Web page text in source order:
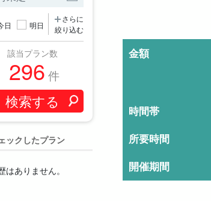
日 明日
さらに
絞り込む
該当プラン数
296 件
ックしたプラン
はありません。
金額
時間帯
所要時間
開催期間